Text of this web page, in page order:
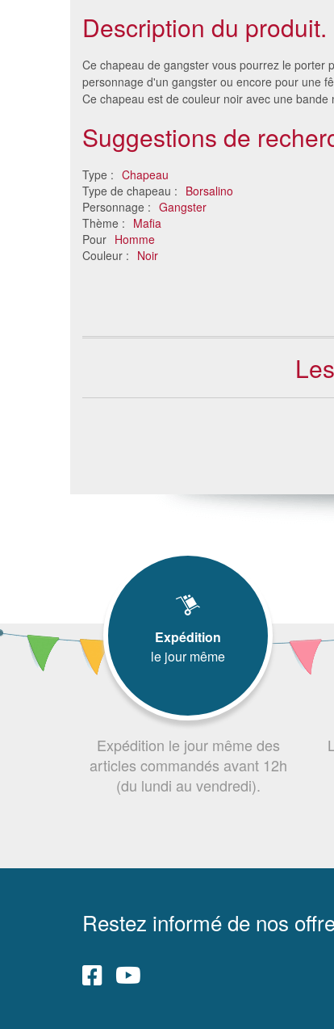
Description du produit.
Ce chapeau de gangster vous pourrez le porter
personnage d'un gangster ou encore pour une
Ce chapeau est de couleur noir avec une bande
Suggestions de
Type : Chapeau
Type de chapeau : Borsalino
Personnage : Gangster
Thème : Mafia
Pour Homme
Couleur : Noir
Borsalino noir en polyester
Expédition
le jour même
Expédition le jour même des
articles commandés avant 12h
(du lundi au vendredi).
Restez informé de nos